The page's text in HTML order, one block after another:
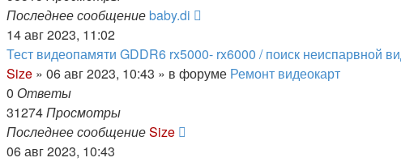
Последнее сообщениеbaby.di
14 авг 2023, 11:02
Тест видеопамяти GDDR6 rx5000- rx6000 / поиск неиспарвной
Size » 06 авг 2023, 10:43 » в форуме Ремонт видеокарт
0 Ответы
31274Просмотры
Последнее сообщениеSize
06 авг 2023, 10:43